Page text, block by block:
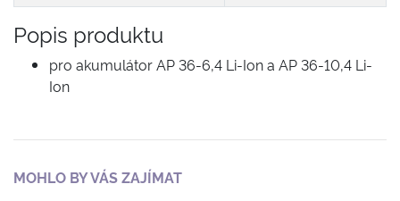
Popis produktu
pro akumulátor AP 36-6,4 Li-Ion a AP 36-10,4 Li-
Ion
MOHLO BY VÁS ZAJÍMAT